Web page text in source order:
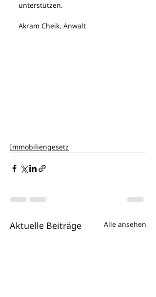
unterstützen.
Akram Cheik, Anwalt
Immobiliengesetz
Aktuelle Beiträge Alle ansehen